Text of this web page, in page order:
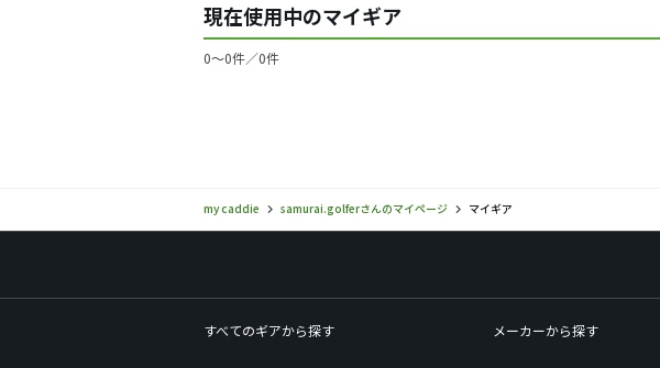
現在使用中のマイギア
0〜0件／0件
my caddie samurai.golferさんのマイページ マイギア
すべてのギアから探す メーカーから探す